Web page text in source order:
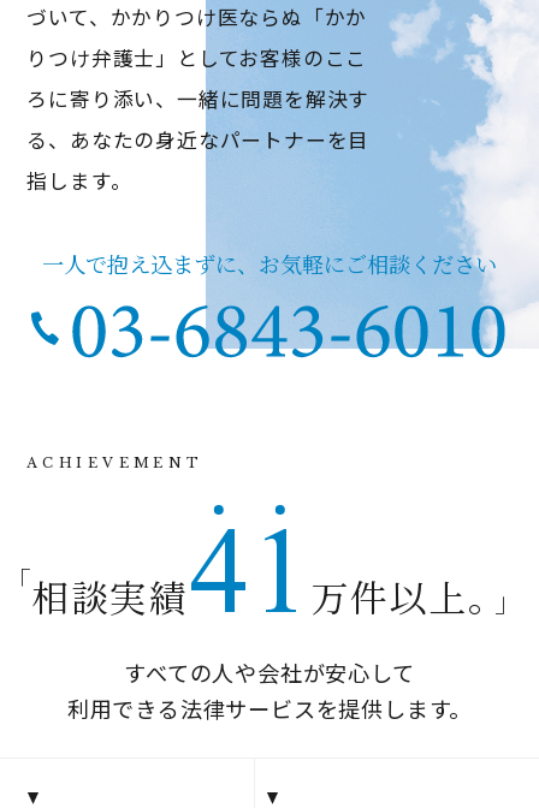
づいて、 かかりつけ医ならぬ「かか
りつけ弁護士」としてお客様のここ
ろに寄り添い、 一緒に問題を解決す
る、あなたの身近なパートナーを目
指します。
一人で抱え込まずに、お気軽にご相談ください
「相談実績41万件以上。」
すべての人や会社が安心して
利用できる法律サービスを提供します。